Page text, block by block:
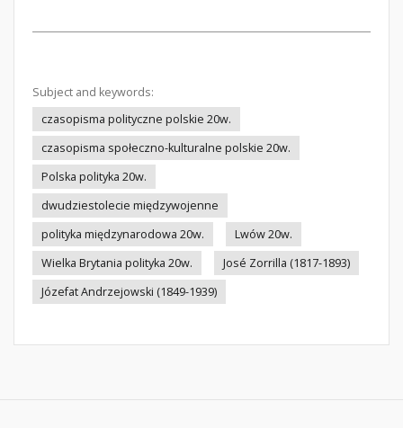
Subject and keywords:
czasopisma polityczne polskie 20w.
czasopisma społeczno-kulturalne polskie 20w.
Polska polityka 20w.
dwudziestolecie międzywojenne
polityka międzynarodowa 20w.
Lwów 20w.
Wielka Brytania polityka 20w.
José Zorrilla (1817-1893)
Józefat Andrzejowski (1849-1939)